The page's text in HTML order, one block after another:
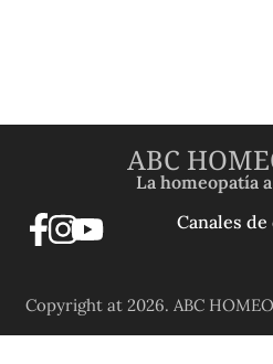
ABC
La homeopatía
Canales
Copyright at 2026. ABC